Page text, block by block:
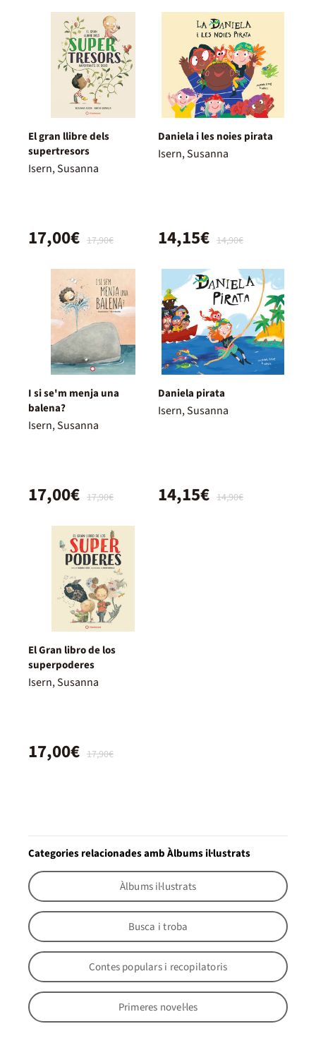
El gran llibre dels
supertresors
Isern, Susanna
17,90€
17,00€
Daniela i les noies pirata
Isern, Susanna
14,90€
14,15€
I si se'm menja una
balena?
Isern, Susanna
17,90€
17,00€
Daniela pirata
Isern, Susanna
14,90€
14,15€
El Gran libro de los
superpoderes
Isern, Susanna
17,90€
17,00€
Categories relacionades amb Àlbums il·lustrats
Àlbums il·lustrats
Busca i troba
Contes populars i recopilatoris
Primeres novel·les